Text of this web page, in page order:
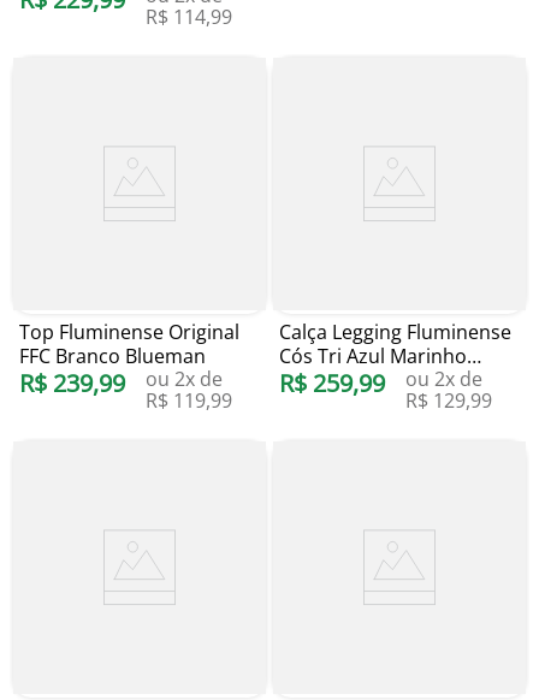
R$ 114,99
Top Fluminense Original
FFC Branco Blueman
R$ 239,99 ou 2x de
R$ 119,99
Calça Legging Fluminense
Cós Tri Azul Marinho
Blueman
R$ 259,99 ou 2x de
R$ 129,99